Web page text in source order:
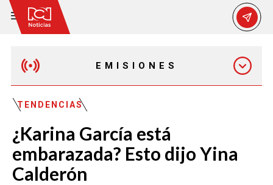
EMISIONES
EMISIÓN 12:30 PM
TENDENCIAS
¿Karina García está
embarazada? Esto dijo Yina
Calderón